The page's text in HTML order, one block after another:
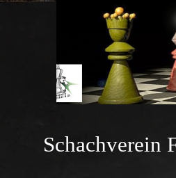
Schachverein